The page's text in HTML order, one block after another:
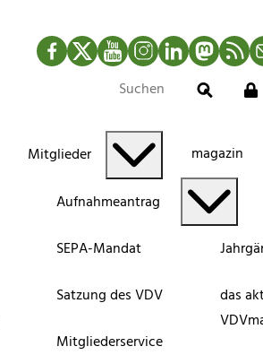
Facebook
TwitterYouTubeInstagram
LinkedIn
Suche
Mitglieder
Aufnahmeantrag
SEPA-Mandat
Satzung des VDV
Mitgliederservice
magazin
das